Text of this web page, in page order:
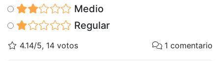
Medio
Regular
4.14/5, 14 votos 1 comentario